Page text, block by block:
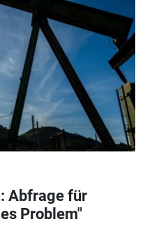
Abfrage für
Problem"